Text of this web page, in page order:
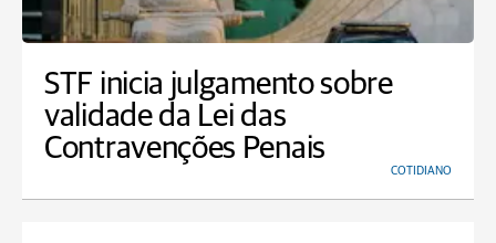
STF inicia julgamento sobre
validade da Lei das
Contravenções Penais
COTIDIANO